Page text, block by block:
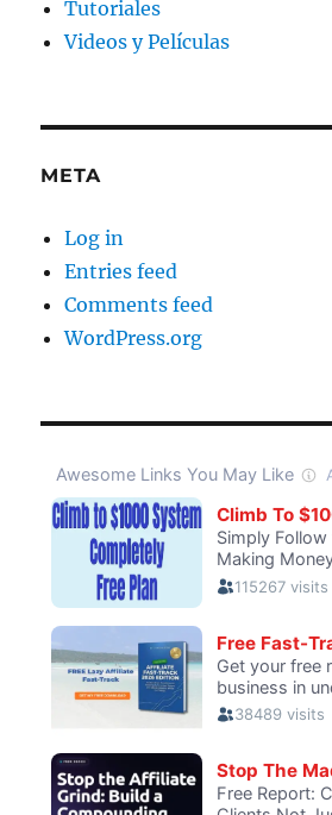
Tutoriales
Videos y Películas
META
Log in
Entries feed
Comments feed
WordPress.org